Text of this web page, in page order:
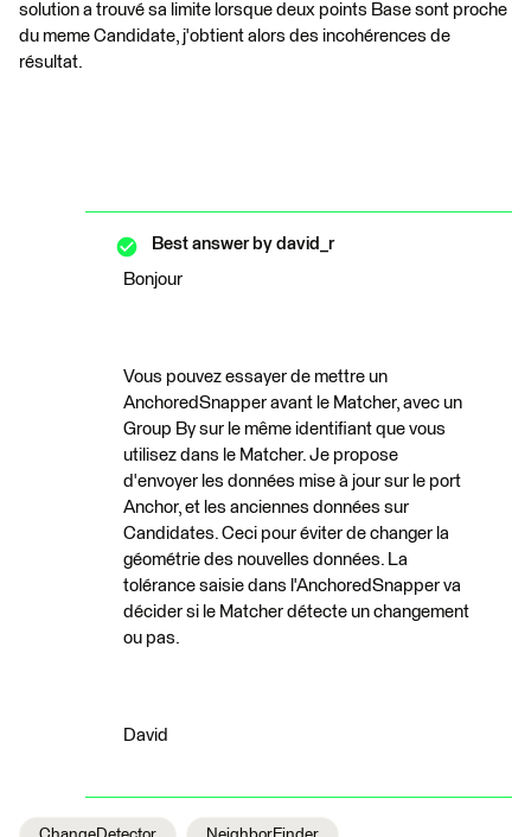
solution a trouvé sa limite lorsque deux points Base sont proche
du meme Candidate, j'obtient alors des incohérences de
résultat.
Best answer by david_r
Bonjour
Vous pouvez essayer de mettre un
AnchoredSnapper avant le Matcher, avec un
Group By sur le même identifiant que vous
utilisez dans le Matcher. Je propose
d'envoyer les données mise à jour sur le port
Anchor, et les anciennes données sur
Candidates. Ceci pour éviter de changer la
géométrie des nouvelles données. La
tolérance saisie dans l'AnchoredSnapper va
décider si le Matcher détecte un changement
ou pas.
David